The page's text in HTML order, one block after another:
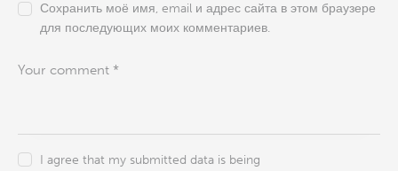
Сохранить моё имя, email и адрес сайта в этом браузере
для последующих моих комментариев.
I agree that my submitted data is being